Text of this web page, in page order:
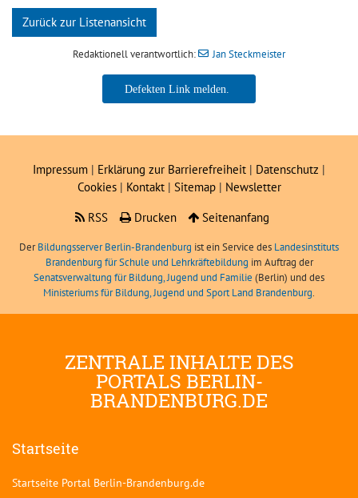
Zurück zur Listenansicht
Redaktionell verantwortlich: Jan Steckmeister
Jan Steckmeister
Impressum | Erklärung zur Barrierefreiheit | Datenschutz |
Cookies| Kontakt | Sitemap| Newsletter
RSS
Drucken Seitenanfang
DerBildungsserver Berlin-Brandenburg ist ein Service des Landesinstituts
Brandenburg für Schule und Lehrkräftebildung im Auftrag der
Senatsverwaltung für Bildung, Jugend und Familie (Berlin) und des
Ministeriums für Bildung, Jugend und Sport Land Brandenburg.
ZENTRALE INHALTE DES
PORTALS BERLIN-
BRANDENBURG.DE
Startseite
Startseite Portal Berlin-Brandenburg.de